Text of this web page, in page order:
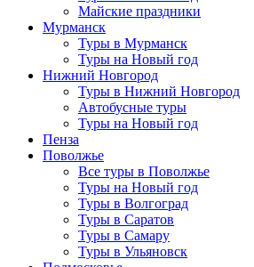
Майские праздники
Мурманск
Туры в Мурманск
Туры на Новый год
Нижний Новгород
Туры в Нижний Новгород
Автобусные туры
Туры на Новый год
Пенза
Поволжье
Все туры в Поволжье
Туры на Новый год
Туры в Волгоград
Туры в Саратов
Туры в Самару
Туры в Ульяновск